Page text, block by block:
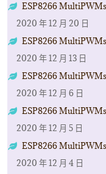
ESP8266
2020 年 12 月 20 日
ESP8266
2020 年 12 月 13 日
ESP8266
2020 年 12 月 6 日
ESP8266
2020 年 12 月 5 日
ESP8266
2020 年 12 月 4 日